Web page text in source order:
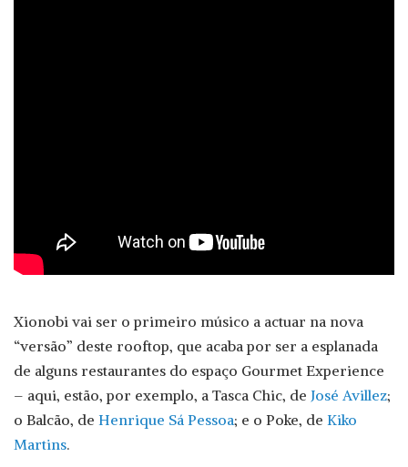
Xionobi vai ser o primeiro músico a actuar na nova
“versão” deste rooftop, que acaba por ser a esplanada
de alguns restaurantes do espaço Gourmet Experience
– aqui, estão, por exemplo, a Tasca Chic, de José Avillez;
o Balcão, de Henrique Sá Pessoa; e o Poke, de Kiko
Martins.